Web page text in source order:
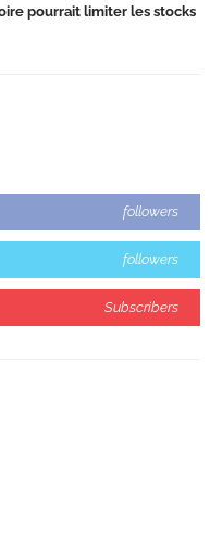
pourrait limiter les stocks
followers
followers
Subscribers